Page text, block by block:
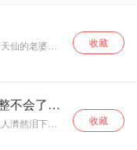
火！ 阿珂：
尚香：来一
我青莲剑
仙的老婆，
...... 1997，
青春。
收藏
不会了丨
潸然泪下。
！既分高
收藏